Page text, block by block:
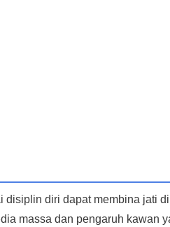
diri dapat membina jati
massa dan pengaruh kawan